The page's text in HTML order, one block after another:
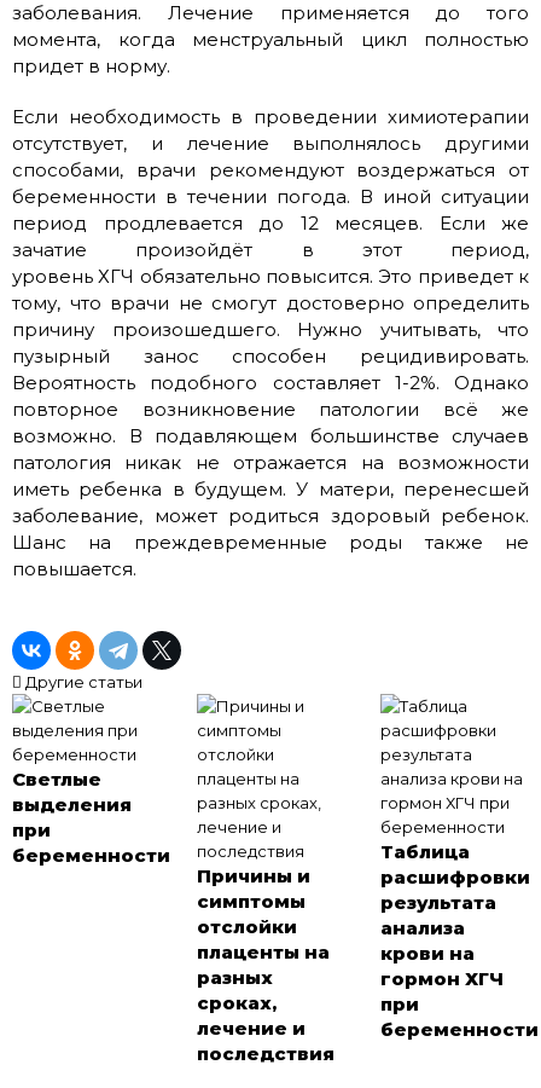
заболевания. Лечение применяется до того
момента, когда менструальный цикл полностью
придет в норму.
Если необходимость в проведении химиотерапии
отсутствует, и лечение выполнялось другими
способами, врачи рекомендуют воздержаться от
беременности в течении погода. В иной ситуации
период продлевается до 12 месяцев. Если же
зачатие произойдёт в этот период,
уровень ХГЧ обязательно повысится. Это приведет к
тому, что врачи не смогут достоверно определить
причину произошедшего. Нужно учитывать, что
пузырный занос способен рецидивировать.
Вероятность подобного составляет 1-2%. Однако
повторное возникновение патологии всё же
возможно. В подавляющем большинстве случаев
патология никак не отражается на возможности
иметь ребенка в будущем. У матери, перенесшей
заболевание, может родиться здоровый ребенок.
Шанс на преждевременные роды также не
повышается.
Другие статьи
Светлые
выделения
при
беременности
Причины и
симптомы
отслойки
плаценты на
разных
сроках,
лечение и
последствия
Таблица
расшифровки
результата
анализа
крови на
гормон ХГЧ
при
беременности